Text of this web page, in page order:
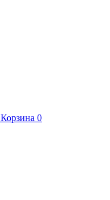
Корзина 0